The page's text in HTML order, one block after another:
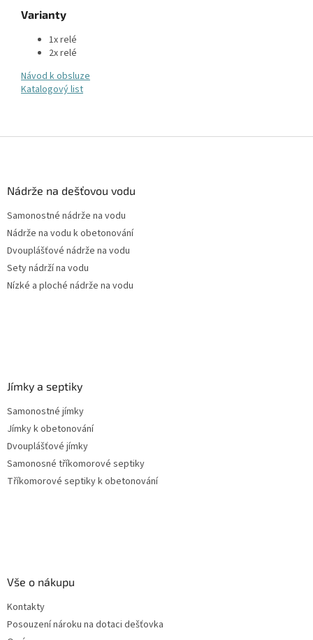
Varianty
1x relé
2x relé
Návod k obsluze
Katalogový list
Nádrže na dešťovou vodu
Samonostné nádrže na vodu
Nádrže na vodu k obetonování
Dvouplášťové nádrže na vodu
Sety nádrží na vodu
Nízké a ploché nádrže na vodu
Jímky a septiky
Samonostné jímky
Jímky k obetonování
Dvouplášťové jímky
Samonosné tříkomorové septiky
Tříkomorové septiky k obetonování
Vše o nákupu
Kontakty
Posouzení nároku na dotaci dešťovka